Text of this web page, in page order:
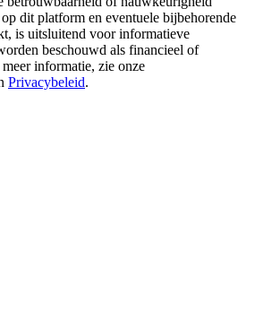
dit platform en eventuele bijbehorende
is uitsluitend voor informatieve
beschouwd als financieel of
informatie, zie onze
Privacybeleid.